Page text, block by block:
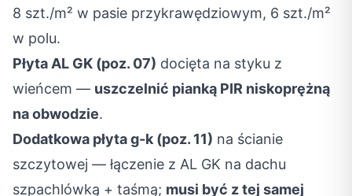
8 szt./m² w pasie przykrawędziowym, 6 szt./m²
w polu.
Płyta AL GK (poz. 07) docięta na styku z
wieńcem — uszczelnić pianką PIR niskoprężną
na obwodzie.
Dodatkowa płyta g-k (poz. 11) na ścianie
szczytowej — łączenie z AL GK na dachu
szpachlówką + taśmą; musi być z tej samej